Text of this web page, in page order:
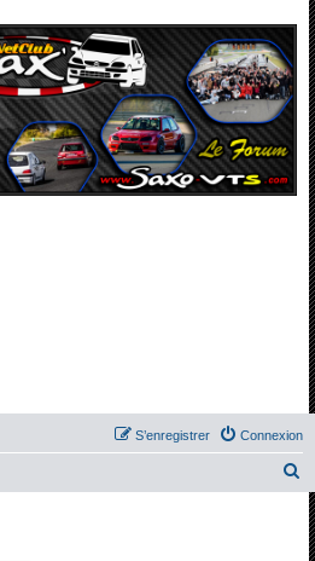
Connexion
S’enregistrer